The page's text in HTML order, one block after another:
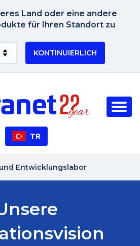
Land oder eine andere
für Ihren Standort zu
KONTINUIERLICH
TR
Entwicklungslabor